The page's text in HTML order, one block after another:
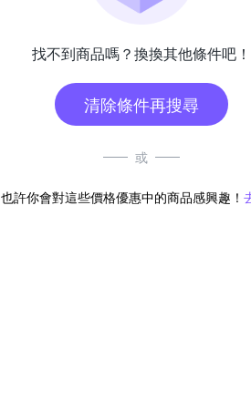
找不到商品嗎？換換其他條件吧！
清除條件再搜尋
或
也許你會對這些價格優惠中的商品感興趣！